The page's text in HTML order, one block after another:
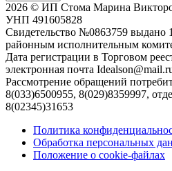
2026 © ИП Стома Марина
УНП 491605828
Свидетельство №0863759 выдано
районным исполнительным
Дата регистрации в Торговом
электронная почта
Рассмотрение обращений
8(033)6500955, 8(029)8359997,
8(02345)31653
Политика
Обработка персональных
Положение о cookie-файлах